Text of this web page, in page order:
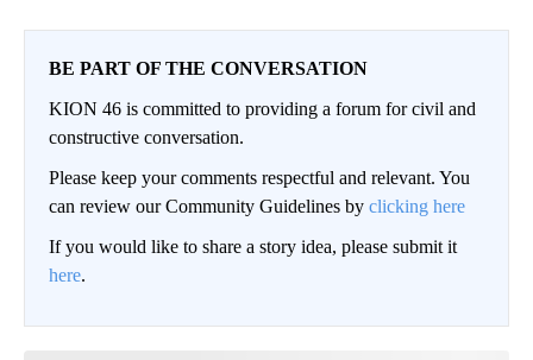
BE PART OF THE CONVERSATION
KION 46 is committed to providing a forum for civil and
constructive conversation.
Please keep your comments respectful and relevant. You
can review our Community Guidelines by clicking here
If you would like to share a story idea, please submit it
here.